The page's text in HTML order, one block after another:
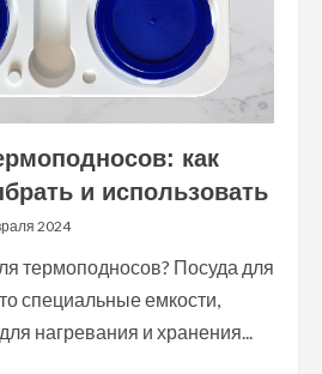
как
и использовать
2024
термоподносов? Посуда для
специальные емкости,
нагревания и хранения...